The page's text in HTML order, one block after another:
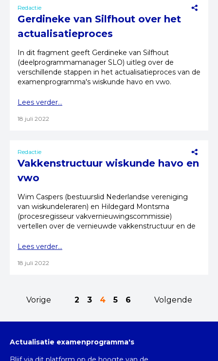
Redactie
Gerdineke van Silfhout over het
actualisatieproces
In dit fragment geeft Gerdineke van Silfhout
(deelprogrammamanager SLO) uitleg over de
verschillende stappen in het actualisatieproces van de
examenprogramma's wiskunde havo en vwo.
Lees verder...
18 juli 2022
Redactie
Vakkenstructuur wiskunde havo en
vwo
Wim Caspers (bestuurslid Nederlandse vereniging
van wiskundeleraren) en Hildegard Montsma
(procesregisseur vakvernieuwingscommissie)
vertellen over de vernieuwde vakkenstructuur en de
Lees verder...
18 juli 2022
Vorige 2 3 4 5 6 Volgende
Actualisatie examenprogramma's